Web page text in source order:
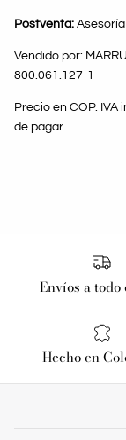
Postventa:
Vendido por:
800.061.127-1
Precio en COP.
de pagar.
Envíos a todo
Hecho en